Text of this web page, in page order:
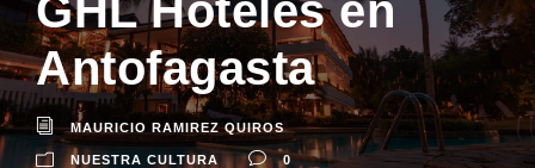
Antofagasta
MAURICIO RAMIREZ QUIROS
NUESTRA CULTURA 0